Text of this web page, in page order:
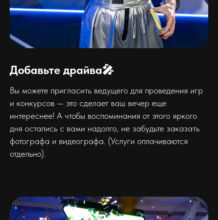
Добавьте драйва🎤
Вы можете пригласить ведущего для проведения игр
и конкурсов — это сделает ваш вечер еще
интереснее! А чтобы воспоминания от этого яркого
дня остались с вами надолго, не забудьте заказать
фотографа и видеографа. (Услуги оплачиваются
отдельно).